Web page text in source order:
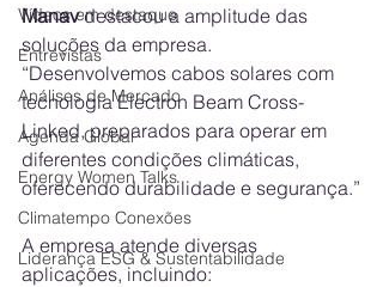
Vídeos em destaque
Entrevistas
Análises de Mercado
Agenda Global
Energy Women Talks
Climatempo Conexões
Liderança ESG & Sustentabilidade
Manav destacou a amplitude das
soluções da empresa.
“Desenvolvemos cabos solares com
tecnologia Electron Beam Cross-
Linked, preparados para operar em
diferentes condições climáticas,
oferecendo durabilidade e segurança.”
A empresa atende diversas
aplicações, incluindo: